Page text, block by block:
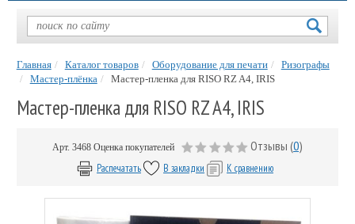
Главная Каталог товаров Оборудование для печати
Ризографы
Мастер-плёнка
Мастер-пленка для RISO RZ A4, IRIS
Мастер-пленка для RISO RZ A4, IRIS
Арт. 3468 Оценка покупателей Отзывы (0)
Распечатать В закладки К сравнению